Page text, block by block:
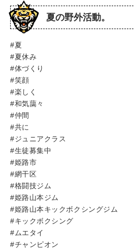
夏の野外活動。
#夏
#夏休み
#体づくり
#笑顔
#楽しく
#和気藹々
#仲間
#共に
#ジュニアクラス
#生徒募集中
#姫路市
#網干区
#格闘技ジム
#姫路山本ジム
#姫路山本キックボクシングジム
#キックボクシング
#ムエタイ
#チャンピオン